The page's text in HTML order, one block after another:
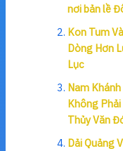
nơi bản lề
Kon Tum
Dòng Hơn
Lục
Nam Khánh
Không
Thủy Văn
Dải Quảng